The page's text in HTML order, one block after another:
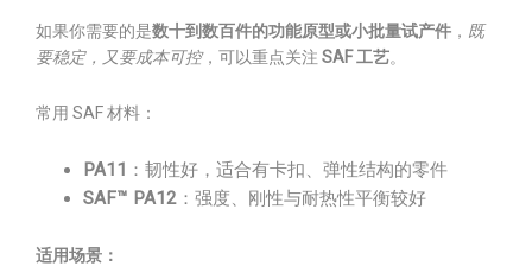
如果你需要的是数十到数百件的功能原型或小批量试产件 ， 既
要稳定，又要成本可控，可以重点关注 SAF 工艺。
常用 SAF 材料：
PA11 ：韧性好，适合有卡扣、弹性结构的零件
SAF™ PA12 ：强度、刚性与耐热性平衡较好
适用场景：